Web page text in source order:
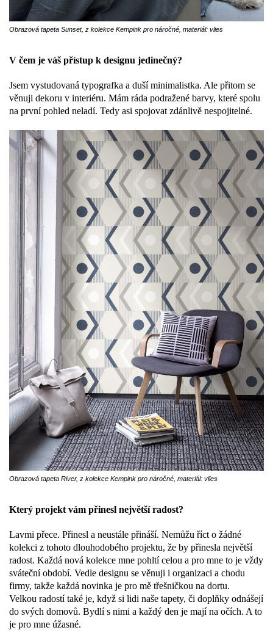
Obrazová tapeta Sunset, z kolekce Kempink pro náročné, materiál: vlies
V čem je váš přístup k designu jedinečný?
Jsem vystudovaná typografka a duší minimalistka. Ale přitom se
věnuji dekoru v interiéru. Mám ráda podražené barvy, které spolu
na první pohled neladí. Tedy asi spojovat zdánlivě nespojitelné.
Obrazová tapeta River, z kolekce Kempink pro náročné, materiál: vlies
Který projekt vám přinesl největší radost?
Lavmi přece. Přinesl a neustále přináší. Nemůžu říct o žádné
kolekci z tohoto dlouhodobého projektu, že by přinesla největší
radost. Každá nová kolekce mne pohltí celou a pro mne to je vždy
sváteční období. Vedle designu se věnuji i organizaci a chodu
firmy, takže každá novinka je pro mě třešničkou na dortu.
Velkou radostí také je, když si lidi naše tapety, či doplňky odnášejí
do svých domovů. Bydlí s nimi a každý den je mají na očích. A to
je pro mne úžasné.